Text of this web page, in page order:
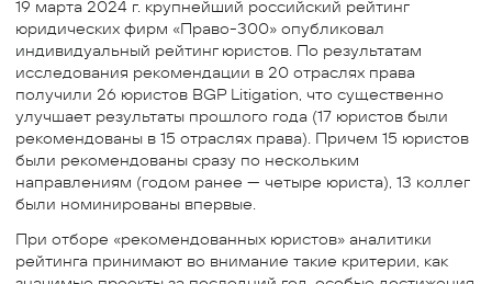
19 марта 2024 г. крупнейший российский рейтинг
юридических фирм «Право-300» опубликовал
индивидуальный рейтинг юристов. По результатам
исследования рекомендации в 20 отраслях права
получили 26 юристов BGP Litigation, что существенно
улучшает результаты прошлого года (17 юристов были
рекомендованы в 15 отраслях права). Причем 15 юристов
были рекомендованы сразу по нескольким
направлениям (годом ранее — четыре юриста), 13 коллег
были номинированы впервые.
При отборе «рекомендованных юристов» аналитики
рейтинга принимают во внимание такие критерии, как